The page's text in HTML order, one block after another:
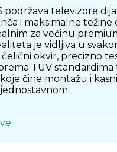
podržava televizore
i maksimalne težine
za većinu
je vidljiva u
okvir, precizno
TÜV
čine montažu i